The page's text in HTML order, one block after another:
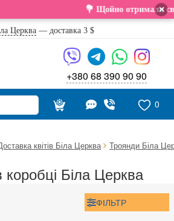
💐 Щойно отримали свіжу поставку.×
Церква— доставка 3 $
+380 68 390 90 90
0
квітів Біла Церква Троянди Біла
Біла Церква
ФІЛЬТР